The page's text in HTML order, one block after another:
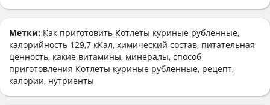
Метки: Как приготовить Котлеты куриные рубленные,
калорийность 129,7 кКал, химический состав, питательная
ценность, какие витамины, минералы, способ
приготовления Котлеты куриные рубленные, рецепт,
калории, нутриенты